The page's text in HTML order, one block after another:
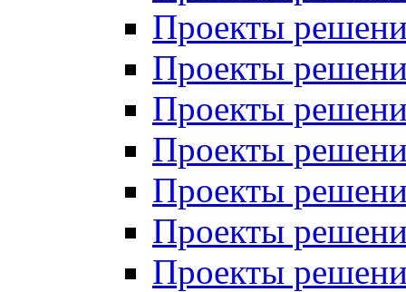
Проекты
Проекты
Проекты
Проекты
Проекты
Проекты
Проекты